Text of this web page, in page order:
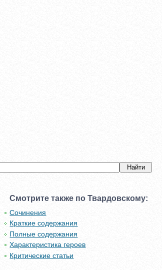
Смотрите также по Твардовскому:
Сочинения
Краткие содержания
Полные содержания
Характеристика героев
Критические статьи